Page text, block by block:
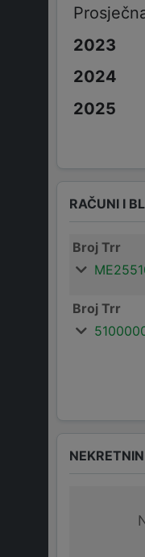
RAČUNI I
Broj Trr
Broj Trr